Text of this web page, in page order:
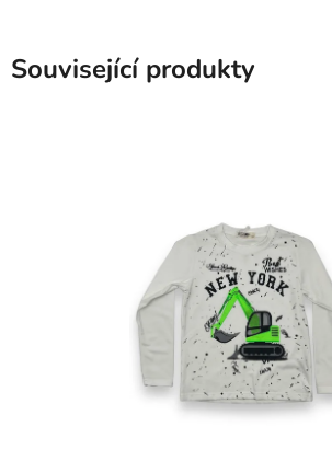
Související produkty